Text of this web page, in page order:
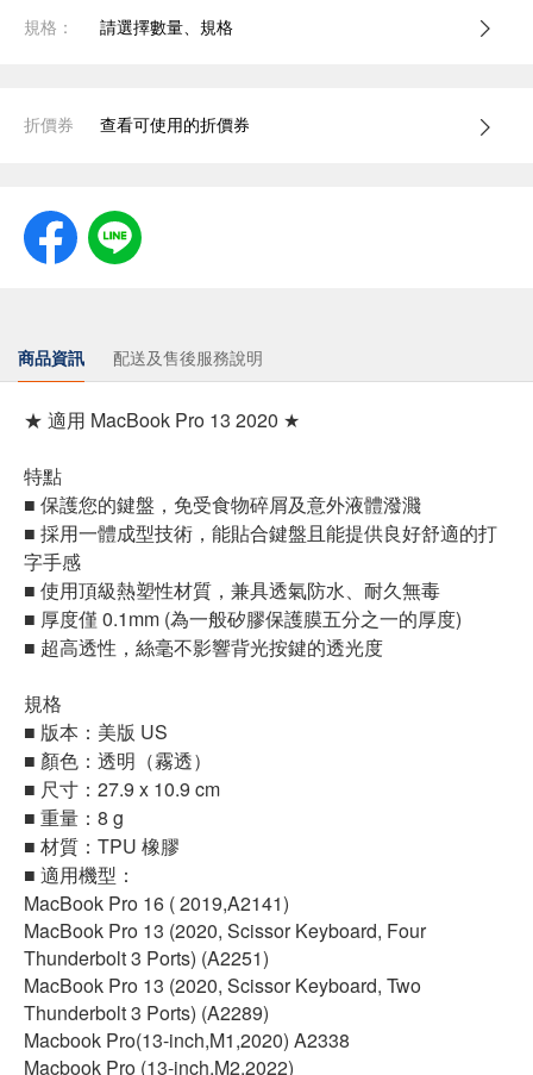
規格： 請選擇數量、規格
折價券 查看可使用的折價券
商品資訊 配送及售後服務說明
★ 適用 MacBook Pro 13 2020 ★
特點
■ 保護您的鍵盤，免受食物碎屑及意外液體潑濺
■ 採用一體成型技術，能貼合鍵盤且能提供良好舒適的打
字手感
■ 使用頂級熱塑性材質，兼具透氣防水、耐久無毒
■ 厚度僅 0.1mm (為一般矽膠保護膜五分之一的厚度)
■ 超高透性，絲毫不影響背光按鍵的透光度
規格
■ 版本：美版 US
■ 顏色：透明（霧透）
■ 尺寸：27.9 x 10.9 cm
■ 重量：8 g
■ 材質：TPU 橡膠
■ 適用機型：
MacBook Pro 16 ( 2019,A2141)
MacBook Pro 13 (2020, Scissor Keyboard, Four
Thunderbolt 3 Ports) (A2251)
MacBook Pro 13 (2020, Scissor Keyboard, Two
Thunderbolt 3 Ports) (A2289)
Macbook Pro(13-inch,M1,2020) A2338
Macbook Pro (13-inch,M2,2022)